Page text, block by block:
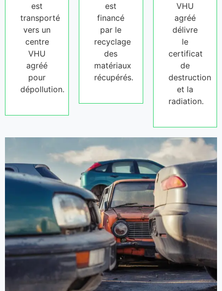
est
transporté
vers un
centre
VHU
agréé
pour
dépollution.
est
financé
par le
recyclage
des
matériaux
récupérés.
VHU
agréé
délivre
le
certificat
de
destruction
et la
radiation.